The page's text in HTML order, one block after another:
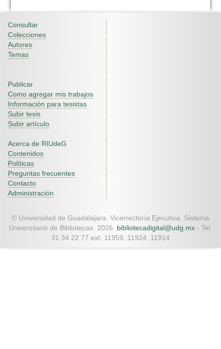
Consultar
Colecciones
Autores
Temas
Publicar
Como agregar mis trabajos
Información para tesistas
Subir tesis
Subir artículo
Acerca de RIUdeG
Contenidos
Políticas
Preguntas frecuentes
Contacto
Administración
© Universidad de Guadalajara. Vicerrectoría Ejecutiva. Sistema
Universitario de Bibliotecas. 2026. bibliotecadigital@udg.mx - Tel.
31 34 22 77 ext. 11959, 11924, 11914